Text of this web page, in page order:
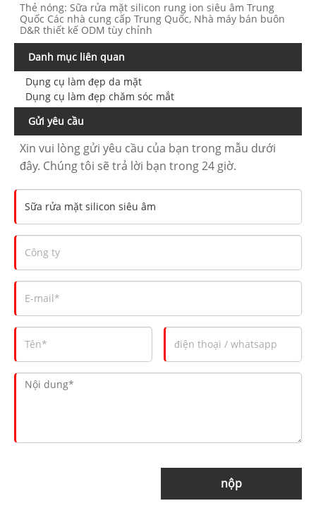
Thẻ nóng: Sữa rửa mặt silicon rung ion siêu âm Trung
Quốc Các nhà cung cấp Trung Quốc, Nhà máy bán buôn
D&R thiết kế ODM tùy chỉnh
Danh mục liên quan
Dụng cụ làm đẹp da mặt
Dụng cụ làm đẹp chăm sóc mắt
Gửi yêu cầu
Xin vui lòng gửi yêu cầu của bạn trong mẫu dưới
đây. Chúng tôi sẽ trả lời bạn trong 24 giờ.
nộp